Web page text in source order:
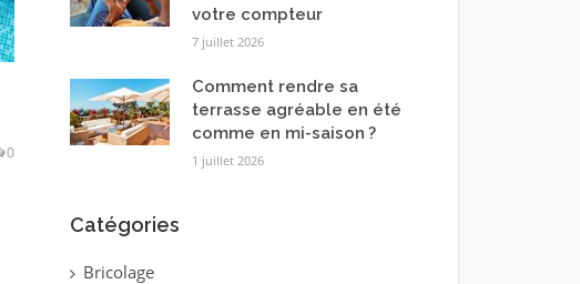
0
votre compteur
7 juillet 2026
Comment rendre sa
terrasse agréable en été
comme en mi-saison ?
1 juillet 2026
Catégories
Bricolage